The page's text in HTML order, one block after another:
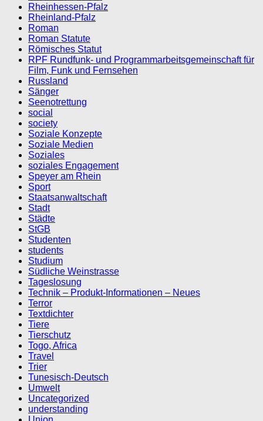
Rheinhessen-Pfalz
Rheinland-Pfalz
Roman
Roman Statute
Römisches Statut
RPF Rundfunk- und Programmarbeitsgemeinschaft für
Film, Funk und Fernsehen
Russland
Sänger
Seenotrettung
social
society
Soziale Konzepte
Soziale Medien
Soziales
soziales Engagement
Speyer am Rhein
Sport
Staatsanwaltschaft
Stadt
Städte
StGB
Studenten
students
Studium
Südliche Weinstrasse
Tageslosung
Technik – Produkt-Informationen – Neues
Terror
Textdichter
Tiere
Tierschutz
Togo, Africa
Travel
Trier
Tunesisch-Deutsch
Umwelt
Uncategorized
understanding